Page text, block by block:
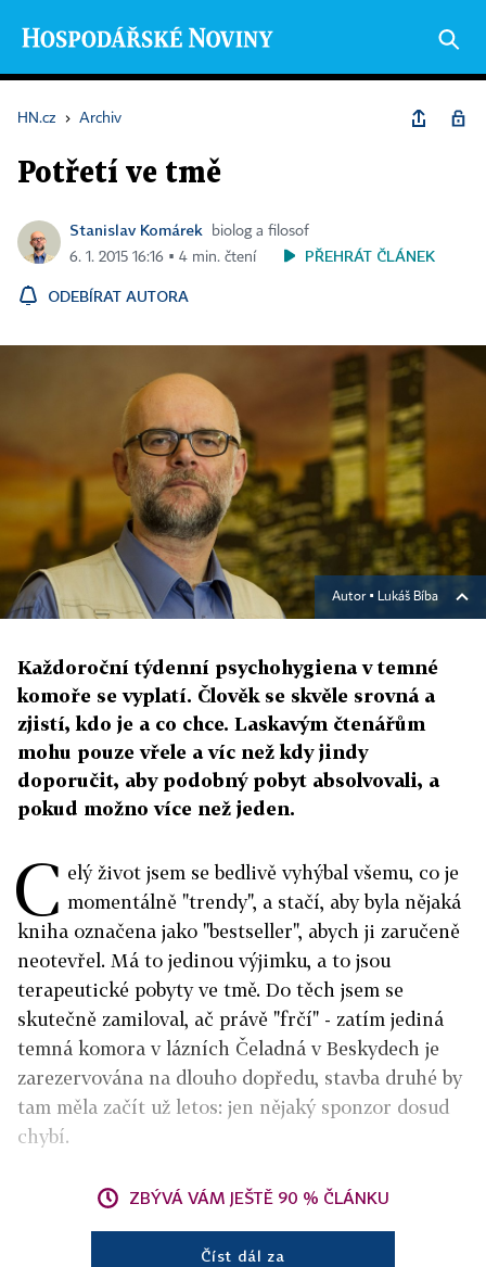
HN.cz › Archiv
Potřetí ve tmě
Stanislav Komárek
biolog a filosof
6. 1. 2015 16:16 ▪ 4 min. čtení
PŘEHRÁT ČLÁNEK
ODEBÍRAT AUTORA
Autor ▪ Lukáš Bíba
Každoroční týdenní psychohygiena v temné
komoře se vyplatí. Člověk se skvěle srovná a
zjistí, kdo je a co chce. Laskavým čtenářům
mohu pouze vřele a víc než kdy jindy
doporučit, aby podobný pobyt absolvovali, a
pokud možno více než jeden.
C elý život jsem se bedlivě vyhýbal všemu, co je
momentálně "trendy", a stačí, aby byla nějaká
kniha označena jako "bestseller", abych ji zaručeně
neotevřel. Má to jedinou výjimku, a to jsou
terapeutické pobyty ve tmě. Do těch jsem se
skutečně zamiloval, ač právě "frčí" - zatím jediná
temná komora v lázních Čeladná v Beskydech je
zarezervována na dlouho dopředu, stavba druhé by
tam měla začít už letos: jen nějaký sponzor dosud
chybí.
ZBÝVÁ VÁM JEŠTĚ 90 % ČLÁNKU
Číst dál za